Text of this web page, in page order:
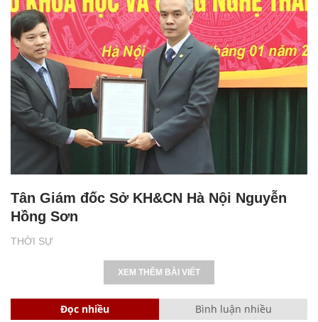
THỜI SỰ
Tân Giám đốc Sở KH&CN Hà Nội Nguyễn
Hồng Sơn
XEM THÊM BÀI VIẾT
Đọc nhiều Bình luận nhiều